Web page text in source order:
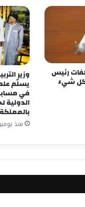
رئيس
كل شيء
وزير
يسلّم
في
الدولية
منذ